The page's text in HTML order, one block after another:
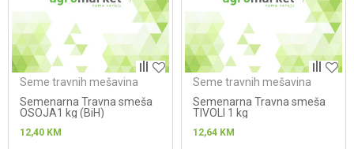
Seme travnih mešavina
Semenarna Travna smeša
OSOJA1 kg (BiH)
12,40 KM
Seme travnih mešavina
Semenarna Travna smeša
TIVOLI 1 kg
12,64 KM